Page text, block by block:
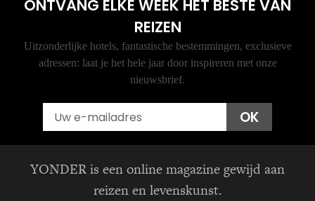
ONTVANG ELKE WEEK HET BESTE VAN
REIZEN
Uitzonderlijke hotels, fantastische bestemmingen, exclusieve
adressen: laat je het hele jaar door inspireren met onze
nieuwsbrief.
OK
YONDER is een online magazine gewijd aan
reizen en levenskunst.